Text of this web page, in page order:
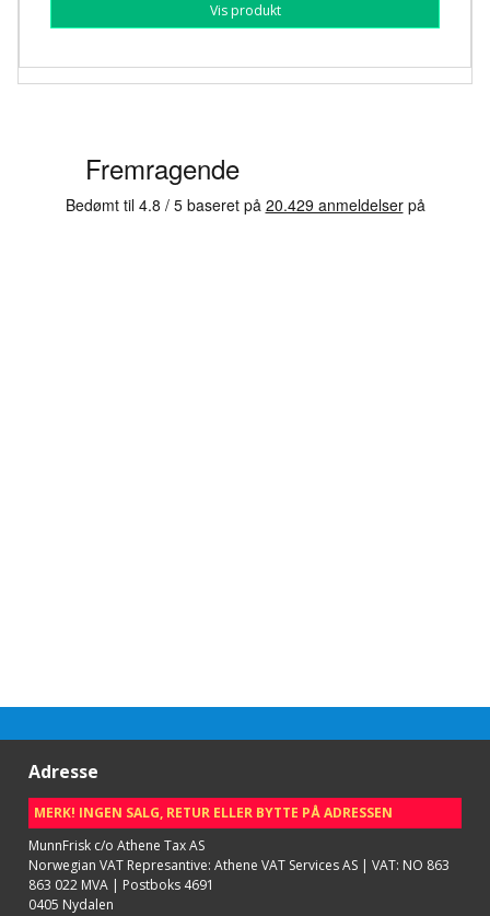
Vis produkt
Adresse
MERK! INGEN SALG, RETUR ELLER BYTTE PÅ ADRESSEN
MunnFrisk c/o Athene Tax AS
Norwegian VAT Represantive: Athene VAT Services AS | VAT: NO 863
863 022 MVA | Postboks 4691
0405 Nydalen